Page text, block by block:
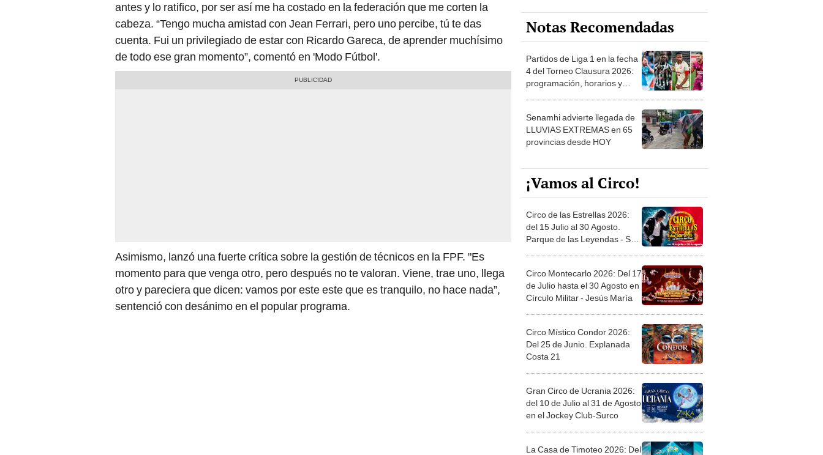
antes y lo ratifico, por ser así me ha costado en la federación que me corten la
cabeza. “Tengo mucha amistad con Jean Ferrari, pero uno percibe, tú te das
cuenta. Fui un privilegiado de estar con Ricardo Gareca, de aprender muchísimo
de todo ese gran momento”, comentó en 'Modo Fútbol'.
Asimismo, lanzó una fuerte crítica sobre la gestión de técnicos en la FPF. "Es
momento para que venga otro, pero después no te valoran. Viene, trae uno, llega
otro y pareciera que dicen: vamos por este este que es tranquilo, no hace nada”,
sentenció con desánimo en el popular programa.
Notas Recomendadas
Partidos de Liga 1 en la fecha
4 del Torneo Clausura 2026:
programación, horarios y
Senamhi advierte llegada de
LLUVIAS EXTREMAS en 65
provincias desde HOY
¡Vamos al Circo!
Circo de las Estrellas 2026:
del 15 Julio al 30 Agosto.
Parque de las Leyendas - San
Circo Montecarlo 2026: Del 17
de Julio hasta el 30 Agosto en
Círculo Militar - Jesús María
Circo Místico Condor 2026:
Del 25 de Junio. Explanada
Costa 21
Gran Circo de Ucrania 2026:
del 10 de Julio al 31 de Agosto
en el Jockey Club-Surco
La Casa de Timoteo 2026: Del